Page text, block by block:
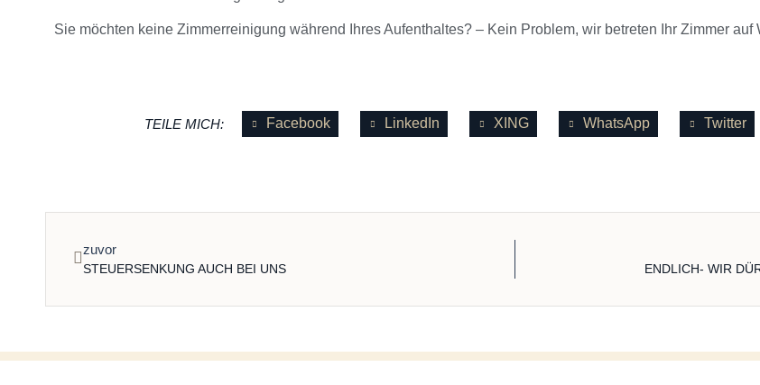
Sie möchten keine Zimmerreinigung während Ihres Aufenthaltes? – Kein Problem, wir betreten Ihr Zimmer auf
TEILE MICH: Facebook LinkedIn XING WhatsApp Twitter
zuvor
STEUERSENKUNG AUCH BEI UNS ENDLICH- WIR